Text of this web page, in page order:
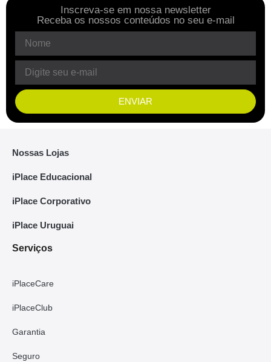
Inscreva-se em nossa newsletter
Receba os nossos conteúdos no seu e-mail
ENVIAR
Nossas Lojas
iPlace Educacional
iPlace Corporativo
iPlace Uruguai
Serviços
iPlaceCare
iPlaceClub
Garantia
Seguro